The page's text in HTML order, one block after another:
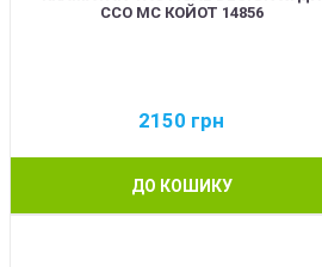
ССО МС КОЙОТ 14856
2150 грн
ДО КОШИКУ